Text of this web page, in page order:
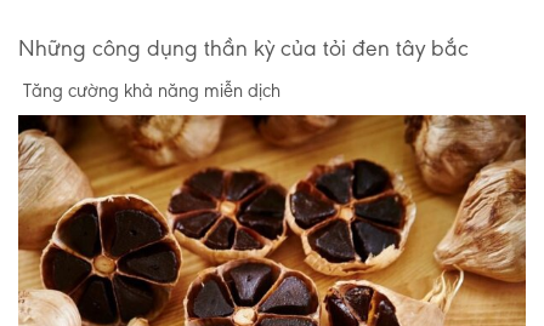
Những công dụng thần kỳ của tỏi đen tây bắc
Tăng cường khả năng miễn dịch